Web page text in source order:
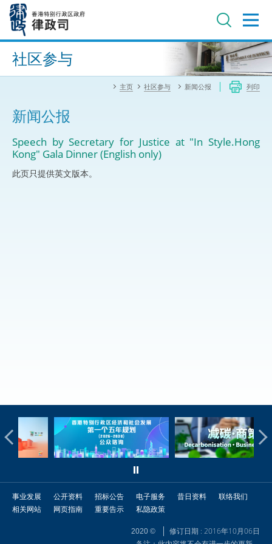
内
进阶搜寻
社区参与
主页 社区参与 新闻公报 列印
新闻公报
Speech by Secretary for Justice at "In Style.Hong
Kong" Gala Dinner (English only)
此页只提供英文版本。
事业发展 公开资料 招标公告 电子服务 昔日资料
联络我们
相关网站
网页指南 重要告示 私隐政策
2020 ©
修订日期 : 2016年10月06日